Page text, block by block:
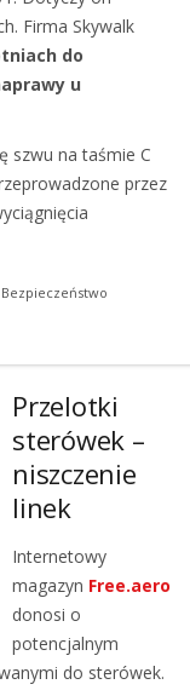
Firma Skywalk
do
u
szwu na taśmie C
przez
Bezpieczeństwo
Przelotki
sterówek –
niszczenie
linek
Internetowy
magazyn Free.aero
donosi o
potencjalnym
do sterówek.